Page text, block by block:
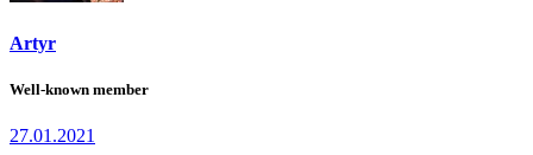
Artyr
Well-known member
27.01.2021